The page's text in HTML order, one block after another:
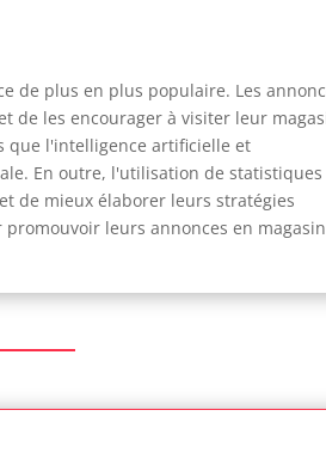
de plus en plus populaire. Les
de les encourager à visiter leur
que l'intelligence artificielle et
En outre, l'utilisation de
de mieux élaborer leurs stratégies
leurs annonces en